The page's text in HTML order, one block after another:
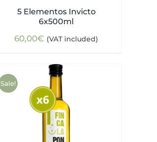
5 Elementos Invicto
6x500ml
60,00€ (VAT included)
Sale!